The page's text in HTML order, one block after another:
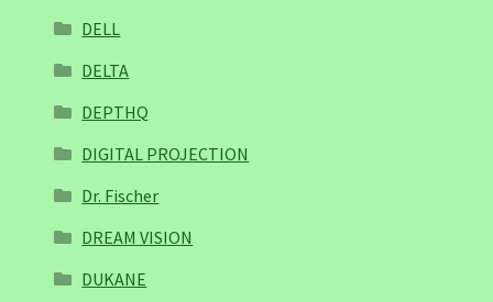
DELL
DELTA
DEPTHQ
DIGITAL PROJECTION
Dr. Fischer
DREAM VISION
DUKANE